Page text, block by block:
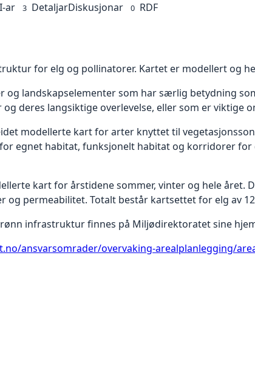
ar 3 DetaljarDiskusjonar 0 RDF
for elg og pollinatorer. Kartet er modellert og
og landskapselementer som har særlig betydning
deres langsiktige overlevelse, eller som er viktige
modellerte kart for arter knyttet til
egnet habitat, funksjonelt habitat og korridorer
kart for årstidene sommer, vinter og hele året.
permeabilitet. Totalt består kartsettet for elg av
infrastruktur finnes på Miljødirektoratet sine
ansvarsomrader/overvaking-arealplanlegging/